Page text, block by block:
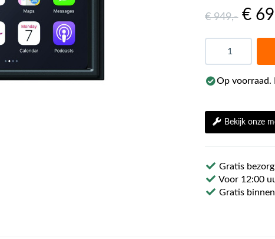
€ 949,-€
Op voorraad.
Bekijk onze
Gratis
Voor 12:00
Gratis